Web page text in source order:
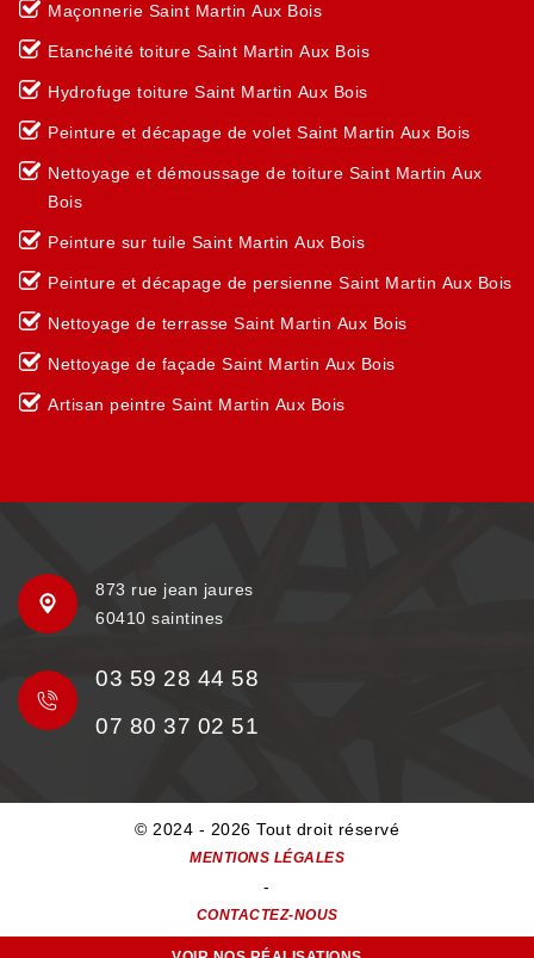
Maçonnerie Saint Martin Aux Bois
Etanchéité toiture Saint Martin Aux Bois
Hydrofuge toiture Saint Martin Aux Bois
Peinture et décapage de volet Saint Martin Aux Bois
Nettoyage et démoussage de toiture Saint Martin Aux
Bois
Peinture sur tuile Saint Martin Aux Bois
Peinture et décapage de persienne Saint Martin Aux Bois
Nettoyage de terrasse Saint Martin Aux Bois
Nettoyage de façade Saint Martin Aux Bois
Artisan peintre Saint Martin Aux Bois
873 rue jean jaures
60410 saintines
03 59 28 44 58
07 80 37 02 51
© 2024 - 2026 Tout droit réservé
MENTIONS LÉGALES
-
CONTACTEZ-NOUS